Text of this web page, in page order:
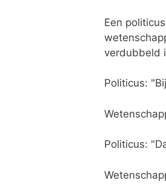
Een
verdubbeld
Politicus:
Politicus: